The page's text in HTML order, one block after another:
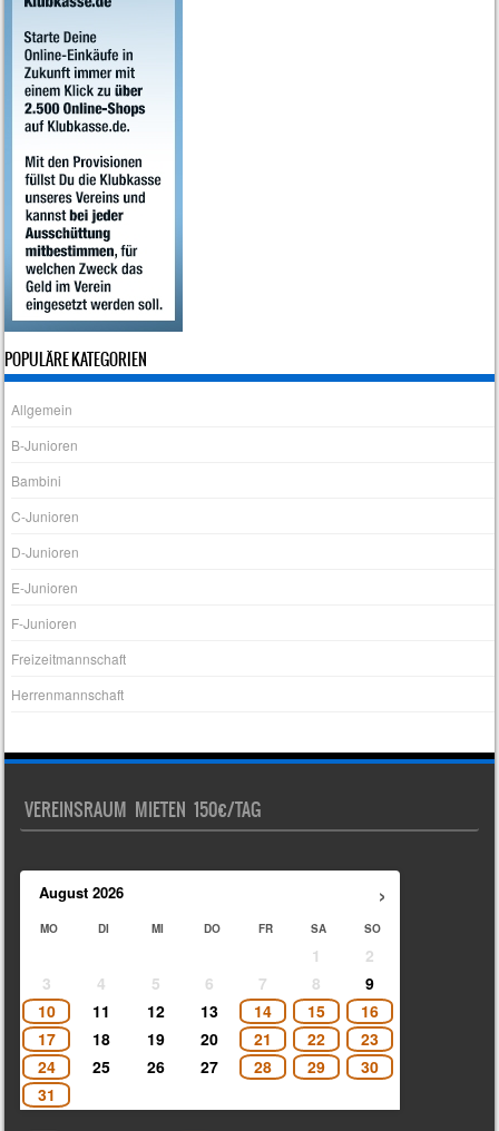
POPULÄRE KATEGORIEN
Allgemein
B-Junioren
Bambini
C-Junioren
D-Junioren
E-Junioren
F-Junioren
Freizeitmannschaft
Herrenmannschaft
VEREINSRAUM MIETEN 150€/TAG
›
August 2026
MO DI MI DO FR SA SO
1
2
3
4 5 6 7 8
9
10
11 12 13 14 15
16
17
18 19 20 21 22
23
24
25 26 27 28 29
30
31